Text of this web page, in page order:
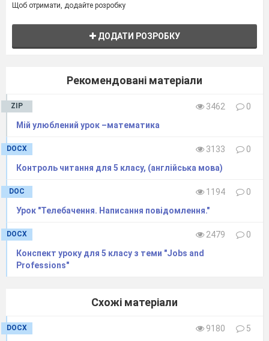
Desk
Щоб отримати, додайте розробку
ДОДАТИ РОЗРОБКУ
Рекомендовані матеріали
ZIP 3462
0
Мій улюблений урок –математика
DOCX 3133
0
Контроль читання для 5 класу, (англійська мова)
DOC 1194
0
Урок "Телебачення. Написання повідомлення."
DOCX 2479
0
Конспект уроку для 5 класу з теми "Jobs and
Professions"
Схожі матеріали
DOCX 9180
5